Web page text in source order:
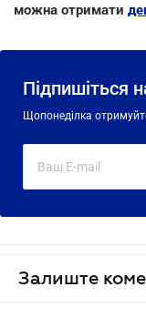
можна отримати
Підпишіться
Щопонеділка
Залиште